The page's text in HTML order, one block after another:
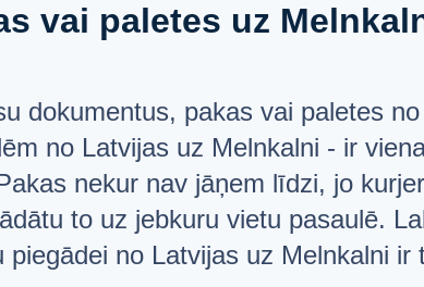
API dokumentācija
ATBALSTS
vai paletes uz
dokumentus, pakas vai paletes
no Latvijas uz Melnkalni - ir
nekur nav jāņem līdzi, jo
to uz jebkuru vietu pasaulē.
piegādei no Latvijas uz Melnkalni ir